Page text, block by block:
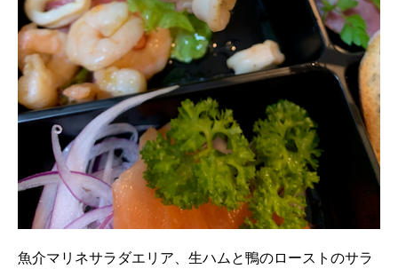
魚介マリネサラダエリア、生ハムと鴨のローストのサラ